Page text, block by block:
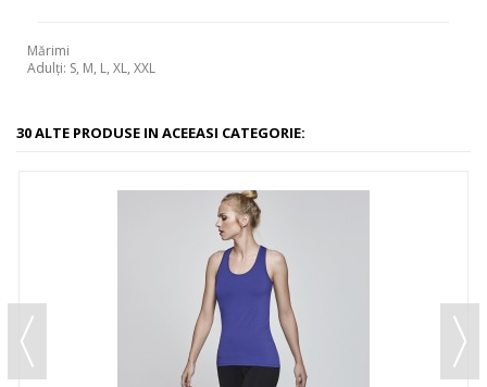
Mărimi
Adulți: S, M, L, XL, XXL
30 ALTE PRODUSE IN ACEEASI CATEGORIE: